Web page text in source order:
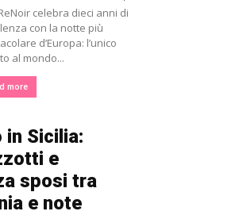
celebra dieci anni di
con la notte più
d’Europa: l’unico
al mondo...
more
in Sicilia:
e
sposi tra
e note